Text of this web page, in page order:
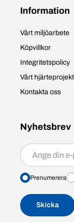
Information
Vårt miljöarbete
Köpvillkor
Integritetspolicy
Vårt hjärteprojekt
Kontakta oss
Nyhetsbrev
Prenumerera/
Prenumerera
Skicka